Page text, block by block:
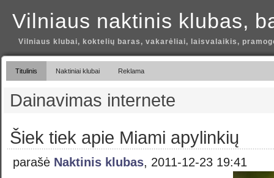
Vilniaus naktinis klubas,
Vilniaus klubai, koktelių baras, vakarėliai, laisvalaikis,
Titulinis Naktiniai klubai Reklama
Dainavimas internete
Šiek tiek apie Miami apylinkių
parašė Naktinis klubas, 2011-12-23 19:41